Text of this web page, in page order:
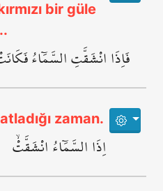
bir güle
فَاِذَا انْشَقَّتِ السَّمَٓاءُ
zaman.
اِذَا السَّمَٓاءُ انْشَقَّتْۙ